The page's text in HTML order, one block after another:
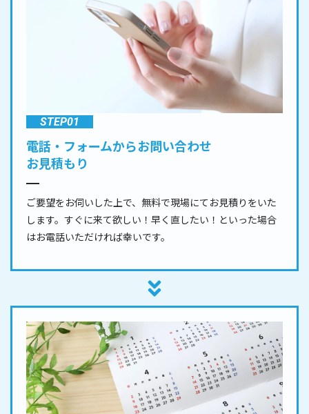
STEP01
電話・フォームからお問い合わせ
お見積もり
ご要望をお伺いした上で、無料で現場にてお見積りをいた
します。すぐに来て欲しい！早く直したい！といった場合
はお電話いただければ幸いです。